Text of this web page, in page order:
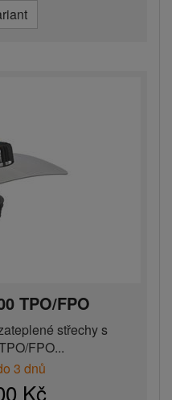
TPO/FPO
střechy s
FPO...
3 dnů
Kč